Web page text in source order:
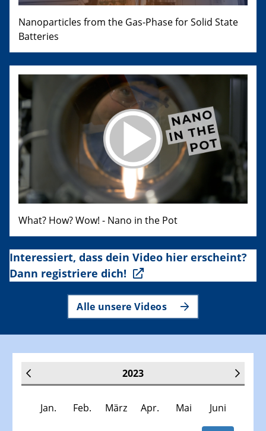
Nanoparticles from the Gas-Phase for Solid State
Batteries
What? How? Wow! - Nano in the Pot
Interessiert, dass dein Video hier erscheint?
Dann registriere dich!
Alle unsere Videos
2023
Jan. Feb. März Apr. Mai Juni